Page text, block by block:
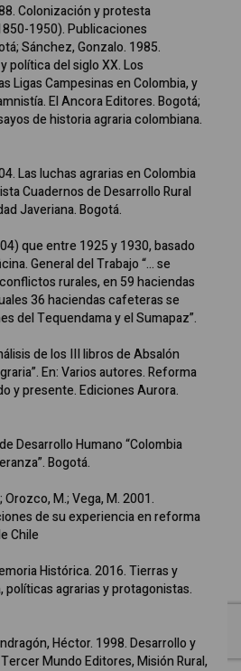
Colonización y protesta
1950). Publicaciones
Sánchez, Gonzalo. 1985.
política del siglo XX. Los
Ligas Campesinas en Colombia, y
El Ancora Editores. Bogotá;
de historia agraria colombiana.
Las luchas agrarias en Colombia
Cuadernos de Desarrollo Rural
Javeriana. Bogotá.
que entre 1925 y 1930, basado
General del Trabajo “… se
rurales, en 59 haciendas
36 haciendas cafeteras se
del Tequendama y el Sumapaz”.
de los III libros de Absalón
En: Varios autores. Reforma
y presente. Ediciones Aurora.
Desarrollo Humano “Colombia
Bogotá.
Orozco, M.; Vega, M. 2001.
de su experiencia en reforma
Chile
Histórica. 2016. Tierras y
agrarias y protagonistas.
Héctor. 1998. Desarrollo y
Mundo Editores, Misión Rural,